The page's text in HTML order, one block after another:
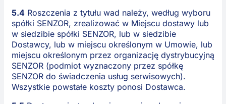
5.4Roszczenia z tytułu wad należy, według wyboru
spółki SENZOR, zrealizować w Miejscu dostawy lub
w siedzibie spółki SENZOR, lub w siedzibie
Dostawcy, lub w miejscu określonym w Umowie, lub
miejscu określonym przez organizację dystrybucyjną
SENZOR (podmiot wyznaczony przez spółkę
SENZOR do świadczenia usług serwisowych).
Wszystkie powstałe koszty ponosi Dostawca.